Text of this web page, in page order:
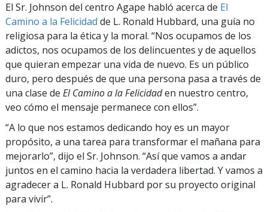
El Sr. Johnson del centro Agape habló acerca de El
Camino a la Felicidad de L. Ronald Hubbard, una guía no
religiosa para la ética y la moral. “Nos ocupamos de los
adictos, nos ocupamos de los delincuentes y de aquellos
que quieran empezar una vida de nuevo. Es un público
duro, pero después de que una persona pasa a través de
una clase de El Camino a la Felicidaden nuestro centro,
veo cómo el mensaje permanece con ellos”.
“A lo que nos estamos dedicando hoy es un mayor
propósito, a una tarea para transformar el mañana para
mejorarlo”, dijo el Sr. Johnson. “Así que vamos a andar
juntos en el camino hacia la verdadera libertad. Y vamos a
agradecer a L. Ronald Hubbard por su proyecto original
para vivir”.